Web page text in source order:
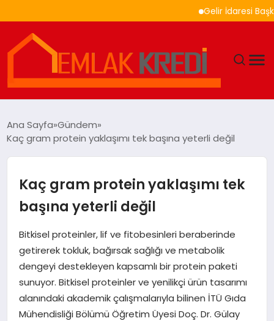
Gelir İdaresi
EKONOMI
DÜNYA
EĞITIM
MAGAZIN
SAĞLIK
SIYASET
Ana Sayfa Gündem
Kaç gram protein yaklaşımı tek başına yeterli değil
Kaç gram protein yaklaşımı tek
başına yeterli değil
Bitkisel proteinler, lif ve fitobesinleri beraberinde
getirerek tokluk, bağırsak sağlığı ve metabolik
dengeyi destekleyen kapsamlı bir protein paketi
sunuyor. Bitkisel proteinler ve yenilikçi ürün tasarımı
alanındaki akademik çalışmalarıyla bilinen İTÜ Gıda
Mühendisliği Bölümü Öğretim Üyesi Doç. Dr. Gülay